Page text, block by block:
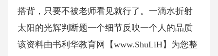
搭背，只要不被老师看见就行了。一滴水折射
太阳的光辉判断题一个细节反映一个人的品质
该资料由书利华教育网【www.ShuLiH】为您整